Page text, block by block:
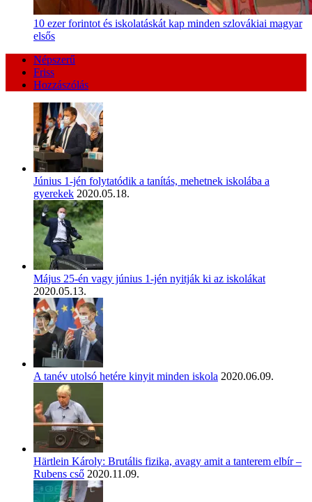
10 ezer forintot és iskolatáskát kap minden szlovákiai magyar
elsős
Népszerű
Friss
Hozzászólás
Június 1-jén folytatódik a tanítás, mehetnek iskolába a
gyerekek 2020.05.18.
Május 25-én vagy június 1-jén nyitják ki az iskolákat
2020.05.13.
A tanév utolsó hetére kinyit minden iskola 2020.06.09.
Härtlein Károly: Brutális fizika, avagy amit a tanterem elbír –
Rubens cső 2020.11.09.